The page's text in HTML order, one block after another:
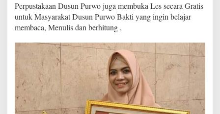
t
a
a
a
n
b
Perpustakaan Dusun Purwo juga membuka Les secara Gratis
untuk Masyarakat Dusun Purwo Bakti yang ingin belajar
membaca, Menulis dan berhitung ,